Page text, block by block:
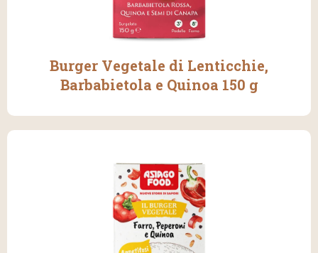
Burger Vegetale di Lenticchie,
Barbabietola e Quinoa 150 g